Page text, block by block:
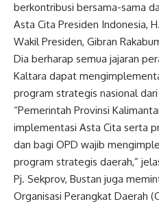
berkontribusi bersama-sama
Asta Cita Presiden Indonesia,
Wakil Presiden, Gibran
Dia berharap semua jajaran
Kaltara dapat
program strategis nasional
“Pemerintah Provinsi
implementasi Asta Cita serta
dan bagi OPD wajib
program strategis daerah,”
Pj. Sekprov, Bustan juga
Organisasi Perangkat Daerah